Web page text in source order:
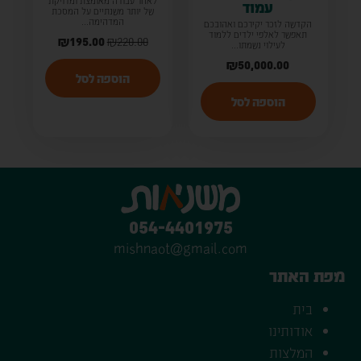
עמוד
₪50,000.00
הקדשה לזכר יקירכם ואהובכם
תאפשר לאלפי ילדים ללמוד
לעילוי נשמתו...
הוספה לסל
₪220.00
₪195.00
של יותר משנתיים על המסכת
המדהימה...
הוספה לסל
054-4401975
mishnaot@gmail.com
מפת האתר
בית
אודותינו
המלצות